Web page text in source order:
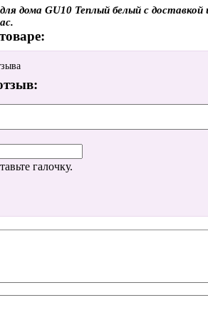
дома GU10 Теплый белый с
галочку.